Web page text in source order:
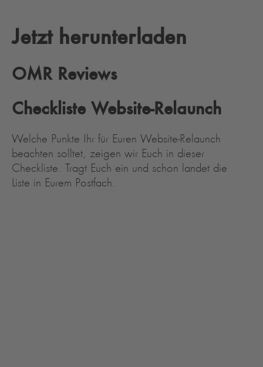
Jetzt herunterladen
OMR Reviews
Checkliste Website-Relaunch
Welche Punkte Ihr für Euren Website-Relaunch
beachten solltet, zeigen wir Euch in dieser
Checkliste. Tragt Euch ein und schon landet die
Liste in Eurem Postfach.